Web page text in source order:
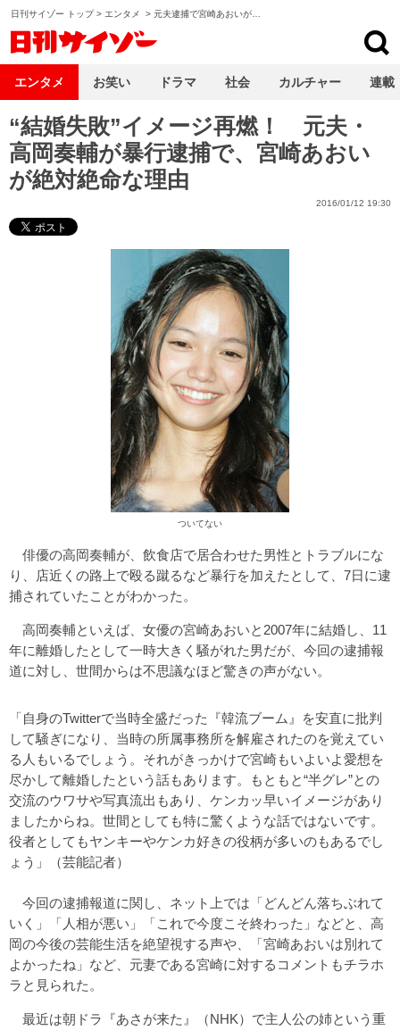
日刊サイゾー トップ> エンタメ > 元夫逮捕で宮崎あおいが…
“結婚失敗”イメージ再燃！ 元夫・
高岡奏輔が暴行逮捕で、宮崎あおい
が絶対絶命な理由
2016/01/12 19:30
ついてない
俳優の高岡奏輔が、飲食店で居合わせた男性とトラブルにな
り、店近くの路上で殴る蹴るなど暴行を加えたとして、7日に逮
捕されていたことがわかった。
高岡奏輔といえば、女優の宮崎あおいと2007年に結婚し、11
年に離婚したとして一時大きく騒がれた男だが、今回の逮捕報
道に対し、世間からは不思議なほど驚きの声がない。
「自身のTwitterで当時全盛だった『韓流ブーム』を安直に批判
して騒ぎになり、当時の所属事務所を解雇されたのを覚えてい
る人もいるでしょう。それがきっかけで宮崎もいよいよ愛想を
尽かして離婚したという話もあります。もともと“半グレ”との
交流のウワサや写真流出もあり、ケンカッ早いイメージがあり
ましたからね。世間としても特に驚くような話ではないです。
役者としてもヤンキーやケンカ好きの役柄が多いのもあるでし
ょう」（芸能記者）
今回の逮捕報道に関し、ネット上では「どんどん落ちぶれて
いく」「人相が悪い」「これで今度こそ終わった」などと、高
岡の今後の芸能生活を絶望視する声や、「宮崎あおいは別れて
よかったね」など、元妻である宮崎に対するコメントもチラホ
ラと見られた。
最近は朝ドラ『あさが来た』（NHK）で主人公の姉という重
エンタメ お笑い ドラマ 社会 カルチャー 連載